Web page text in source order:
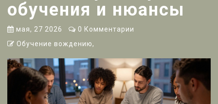
обучения и нюансы
мая, 27 2026
0 Комментарии
Обучение вождению,